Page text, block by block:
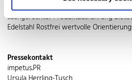
nahezu wartungsfrei. Bei der Suche
sachgerechter Produktausführung
Edelstahl Rostfrei wertvolle
Pressekontakt
impetus.PR